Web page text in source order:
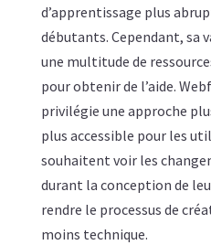
d’apprentissage plus
débutants. Cependant, sa
une multitude de
pour obtenir de l’aide.
privilégie une approche
plus accessible pour les
souhaitent voir les
durant la conception de
rendre le processus de
moins technique.